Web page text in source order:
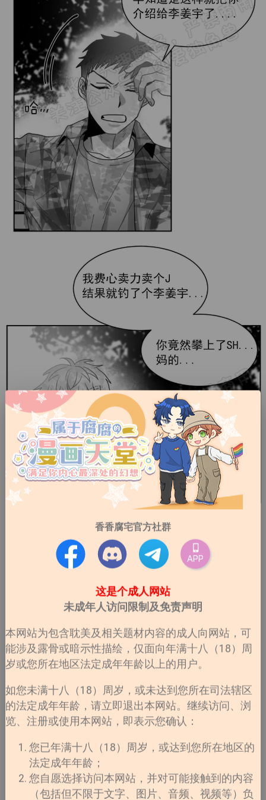
香香腐宅官方社群
APP
这是个成人网站
未成年人访问限制及免责声明
本网站为包含耽美及相关题材内容的成人向网站，可
能涉及露骨或暗示性描绘，仅面向年满十八（18）周
岁或您所在地区法定成年年龄以上的用户。
如您未满十八（18）周岁，或未达到您所在司法辖区
的法定成年年龄，请立即退出本网站。继续访问、浏
览、注册或使用本网站，即表示您确认：
您已年满十八（18）周岁，或达到您所在地区的
法定成年年龄；
您自愿选择访问本网站，并对可能接触到的内容
（包括但不限于文字、图片、音频、视频等）负